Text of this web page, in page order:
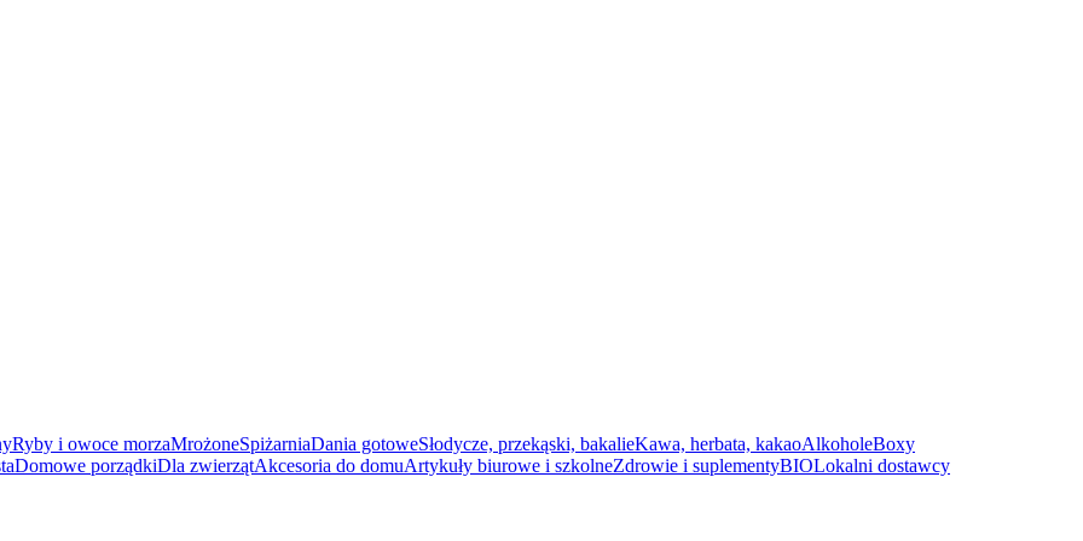
Ryby i owoce morzaMrożoneSpiżarniaDania gotoweSłodycze, przekąski, bakalieKawa, herbata, kakaoAlkoholeBoxy
Domowe porządkiDla zwierzątAkcesoria do domuArtykuły biurowe i szkolneZdrowie i suplementyBIOLokalni dostawcy